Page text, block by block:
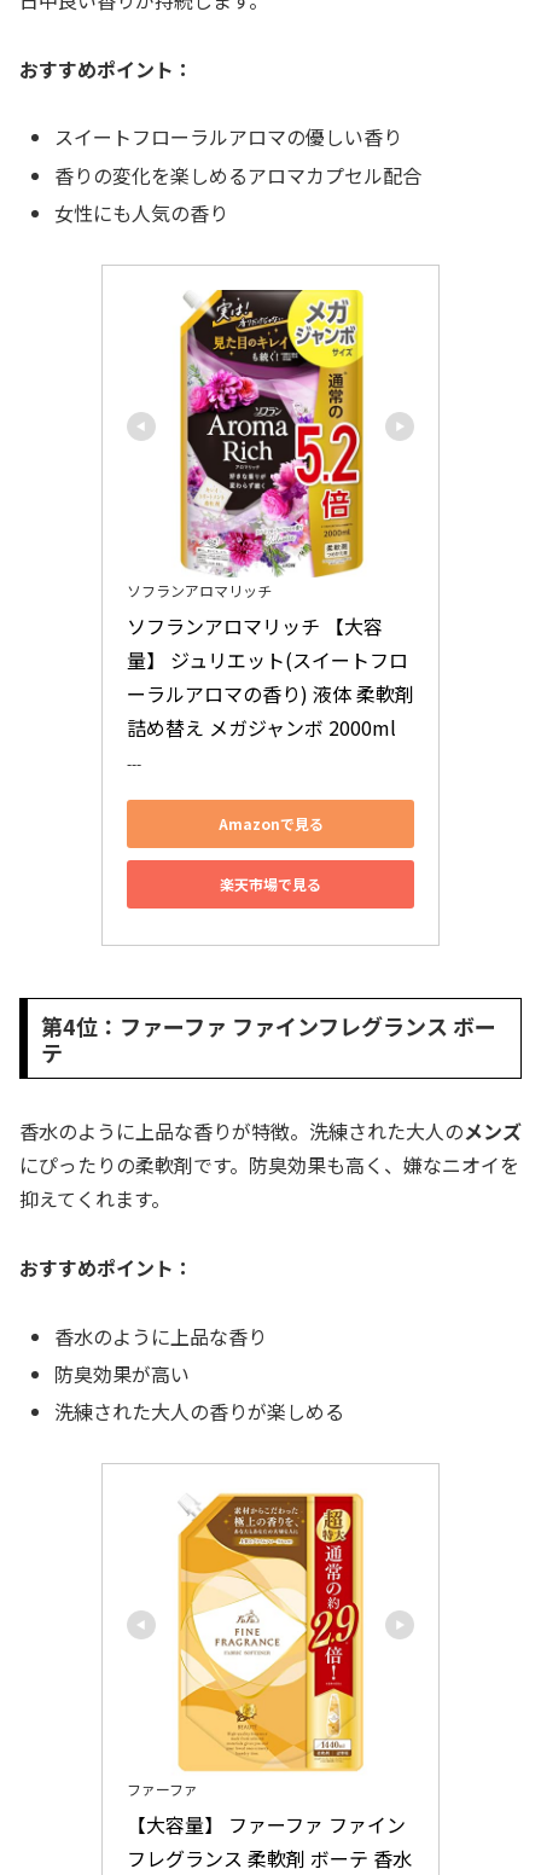
おすすめポイント：
スイートフローラルアロマの優しい香り
香りの変化を楽しめるアロマカプセル配合
女性にも人気の香り
ソフランアロマリッチ
ソフランアロマリッチ 【大容
量】 ジュリエット(スイートフロ
ーラルアロマの香り) 液体 柔軟剤
詰め替え メガジャンボ 2000ml
---
Amazonで見る
楽天市場で見る
第4位：ファーファ ファインフレグランス ボー
テ
香水のように上品な香りが特徴。洗練された大人のメンズ
にぴったりの柔軟剤です。防臭効果も高く、嫌なニオイを
抑えてくれます。
おすすめポイント：
香水のように上品な香り
防臭効果が高い
洗練された大人の香りが楽しめる
ファーファ
【大容量】 ファーファ ファイン
フレグランス 柔軟剤 ボーテ 香水